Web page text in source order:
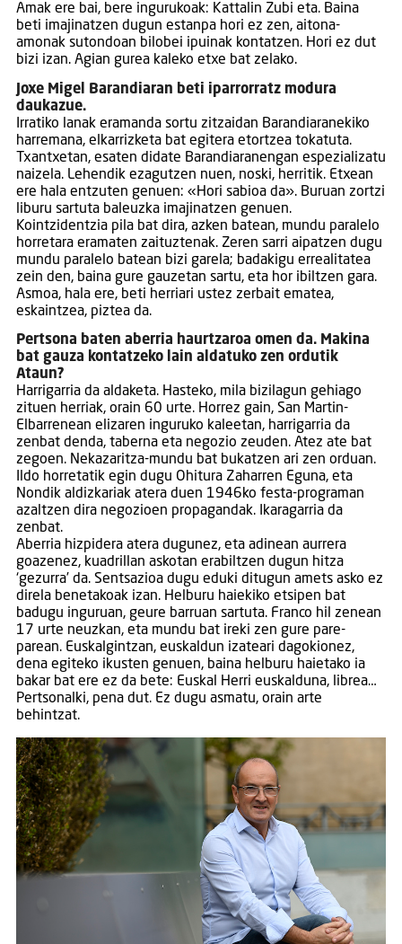
Amak ere bai, bere ingurukoak: Kattalin Zubi eta. Baina
beti imajinatzen dugun estanpa hori ez zen, aitona-
amonak sutondoan bilobei ipuinak kontatzen. Hori ez dut
bizi izan. Agian gurea kaleko etxe bat zelako.
Joxe Migel Barandiaran beti iparrorratz modura
daukazue.
Irratiko lanak eramanda sortu zitzaidan Barandiaranekiko
harremana, elkarrizketa bat egitera etortzea tokatuta.
Txantxetan, esaten didate Barandiaranengan espezializatu
naizela. Lehendik ezagutzen nuen, noski, herritik. Etxean
ere hala entzuten genuen: «Hori sabioa da». Buruan zortzi
liburu sartuta baleuzka imajinatzen genuen.
Kointzidentzia pila bat dira, azken batean, mundu paralelo
horretara eramaten zaituztenak. Zeren sarri aipatzen dugu
mundu paralelo batean bizi garela; badakigu errealitatea
zein den, baina gure gauzetan sartu, eta hor ibiltzen gara.
Asmoa, hala ere, beti herriari ustez zerbait ematea,
eskaintzea, piztea da.
Pertsona baten aberria haurtzaroa omen da. Makina
bat gauza kontatzeko lain aldatuko zen ordutik
Ataun?
Harrigarria da aldaketa. Hasteko, mila bizilagun gehiago
zituen herriak, orain 60 urte. Horrez gain, San Martin-
Elbarrenean elizaren inguruko kaleetan, harrigarria da
zenbat denda, taberna eta negozio zeuden. Atez ate bat
zegoen. Nekazaritza-mundu bat bukatzen ari zen orduan.
Ildo horretatik egin dugu Ohitura Zaharren Eguna, eta
Nondik aldizkariak atera duen 1946ko festa-programan
azaltzen dira negozioen propagandak. Ikaragarria da
zenbat.
Aberria hizpidera atera dugunez, eta adinean aurrera
goazenez, kuadrillan askotan erabiltzen dugun hitza
‘gezurra’ da. Sentsazioa dugu eduki ditugun amets asko ez
direla benetakoak izan. Helburu haiekiko etsipen bat
badugu inguruan, geure barruan sartuta. Franco hil zenean
17 urte neuzkan, eta mundu bat ireki zen gure pare-
parean. Euskalgintzan, euskaldun izateari dagokionez,
dena egiteko ikusten genuen, baina helburu haietako ia
bakar bat ere ez da bete: Euskal Herri euskalduna, librea…
Pertsonalki, pena dut. Ez dugu asmatu, orain arte
behintzat.